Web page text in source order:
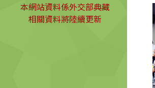
本網站資料係外交部典藏
相關資料將陸續更新